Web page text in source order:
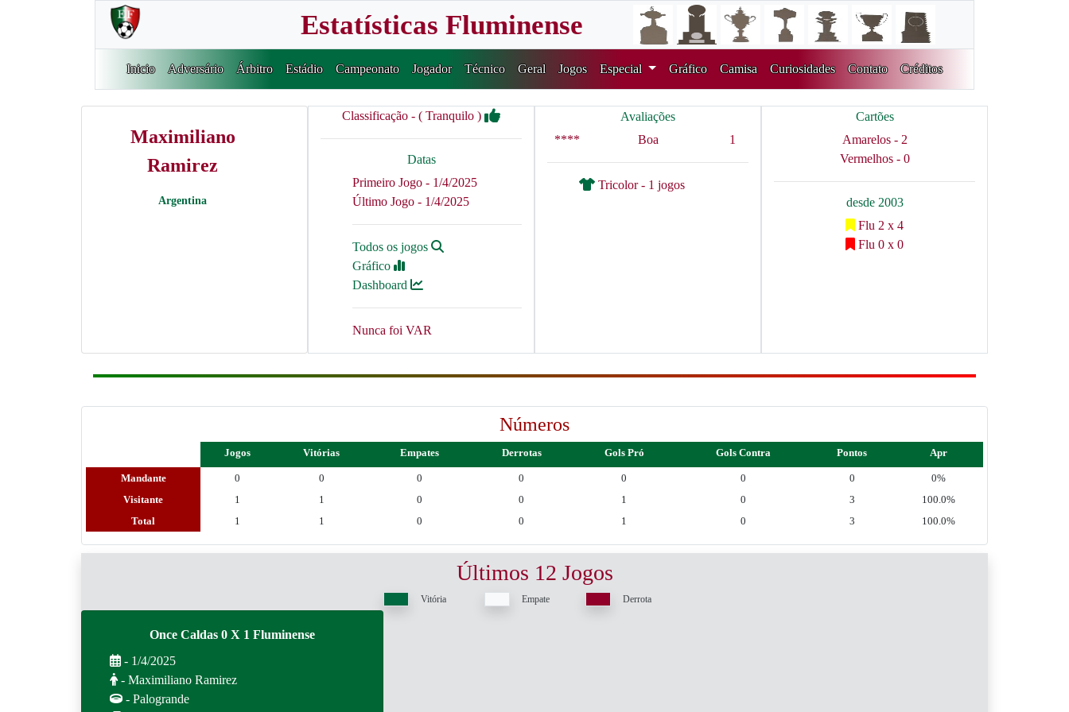
Estatísticas Fluminense
Inicio Adversário Árbitro Estádio Campeonato Jogador Técnico Geral Jogos Especial Gráfico Camisa Curiosidades Contato Créditos
Maximiliano
Ramirez
Argentina
Classificação - ( Tranquilo )
Datas
Primeiro Jogo - 1/4/2025
Último Jogo - 1/4/2025
Todos os jogos
Gráfico
Dashboard
Nunca foi VAR
Avaliações
****
Boa 1
Tricolor - 1 jogos
Cartões
Amarelos - 2
Vermelhos - 0
desde 2003
Flu 2 x 4
Flu 0 x 0
Números
Jogos Vitórias Empates Derrotas Gols Pró Gols Contra Pontos Apr
Mandante 0 0 0 0 0 0 0
0%
Visitante
1 1 0 0 1 0 3
100.0%
Total
1 1 0 0 1 0 3 100.0%
Últimos 12 Jogos
Vitória Empate Derrota
Once Caldas 0 X 1 Fluminense
- 1/4/2025
- Maximiliano Ramirez
- Palogrande